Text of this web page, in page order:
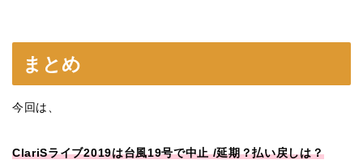
まとめ
今回は、
ClariSライブ2019は台風19号で中止/延期？払い戻しは？